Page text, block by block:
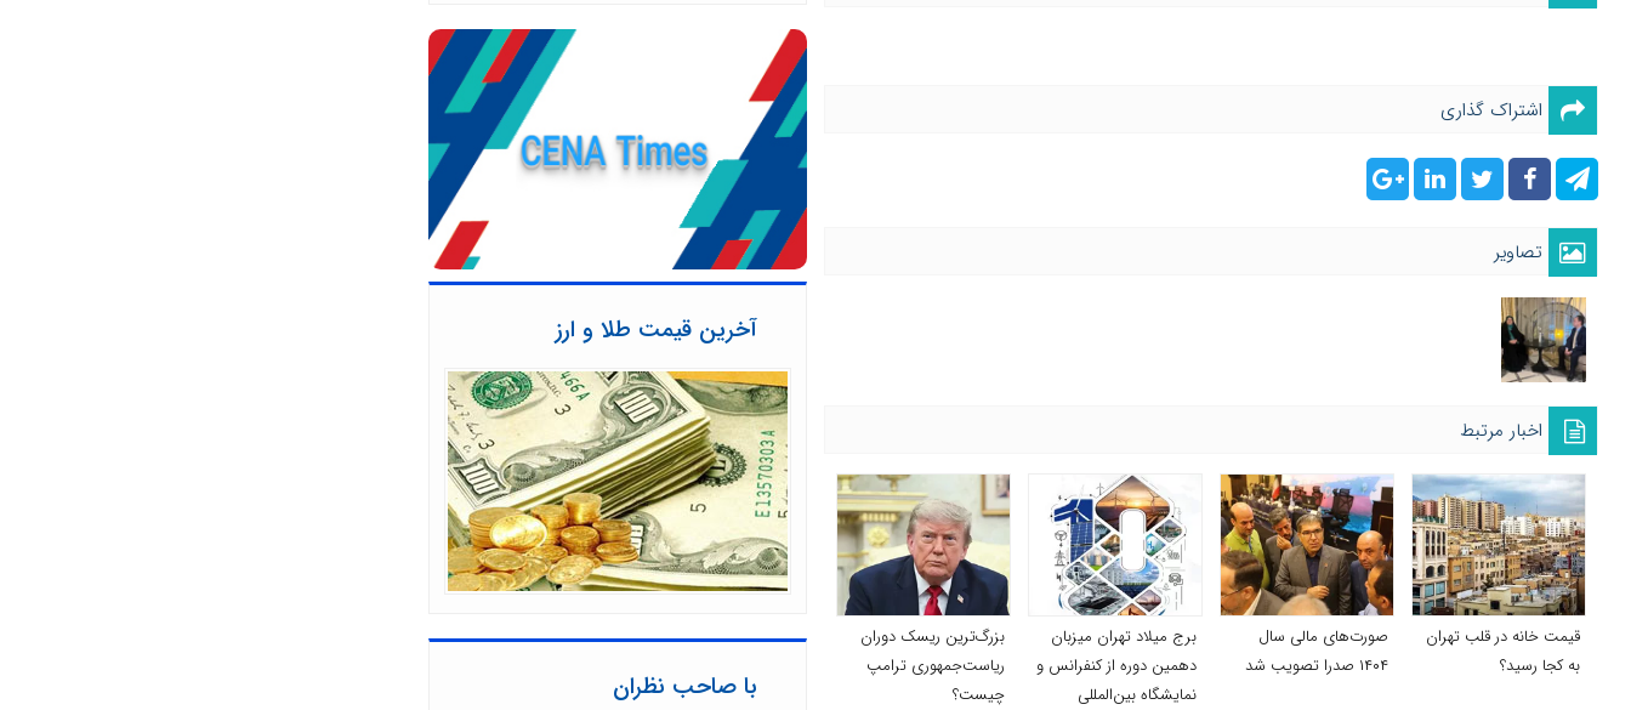
اشتراک گذاری
تصاویر
اخبار مرتبط
قیمت خانه در قلب تهران
به کجا رسید؟
صورت‌های مالی سال
۱۴۰۴ صدرا تصویب شد
برج میلاد تهران میزبان
دهمین دوره از کنفرانس و
نمایشگاه بین‌المللی
بزرگ‌ترین ریسک دوران
ریاست‌جمهوری ترامپ
چیست؟
آخرین قیمت طلا و ارز
با صاحب نظران